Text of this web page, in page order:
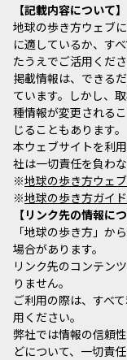
記載内容について
地球の歩き方ウェブ
に適しているか、す
たうえでご活用くださ
掲載情報は、できる
ています。しかし、
種情報が変更される
じることもあります。
本ウェブサイトを利
社は一切責任を負わ
※地球の歩き方ウェ
※地球の歩き方ガイ
リンク先の情報に
「地球の歩き方」か
場合があります。
リンク先のコンテン
りません。
ご利用の際は、すべ
用ください。
弊社では情報の信頼
どについて、一切責